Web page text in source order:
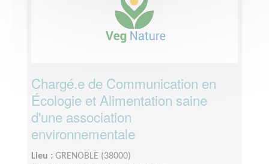
Chargé.e de Communication en
Écologie et Alimentation saine
d'une association
environnementale
Lieu : GRENOBLE (38000)